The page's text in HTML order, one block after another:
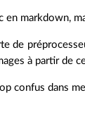
en markdown,
de
à partir de
confus dans